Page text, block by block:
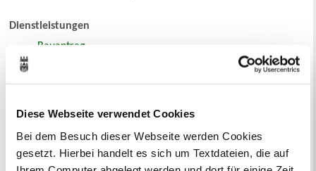
Diese Webseite verwendet Cookies
Bei dem Besuch dieser Webseite werden Cookies
gesetzt. Hierbei handelt es sich um Textdateien, die auf
Dienstleistungen
Bauantrag
Baulicher Brandschutz
Denkmalschutz/Untere Denkmalbehörde
Einfaches Baugenehmigungsverfahren - Antrag auf